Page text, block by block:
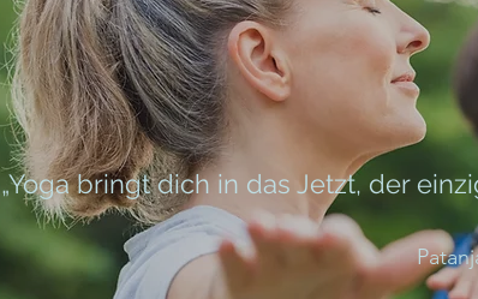
„Yoga bringt dich in das Jetzt, der